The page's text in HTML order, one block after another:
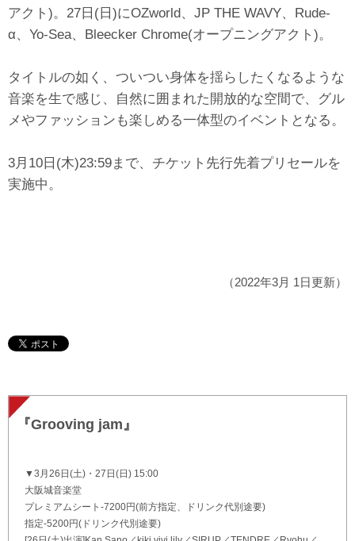
アクト)。27日(日)にOZworld、JP THE WAVY、Rude-
α、Yo-Sea、Bleecker Chrome(オープニングアクト)。
タイトルの如く、ついつい身体を揺らしたくなるような
音楽を生で感じ、自然に囲まれた開放的な空間で、グル
メやファッションも楽しめる一体型のイベントとなる。
3月10日(木)23:59まで、チケット先行先着プリセールを
実施中。
（2022年3月 1日更新）
『Grooving jam』
▼3月26日(土)・27日(日) 15:00
大阪城音楽堂
プレミアムシート-7200円(前方指定、ドリンク代別途要)
指定-5200円(ドリンク代別途要)